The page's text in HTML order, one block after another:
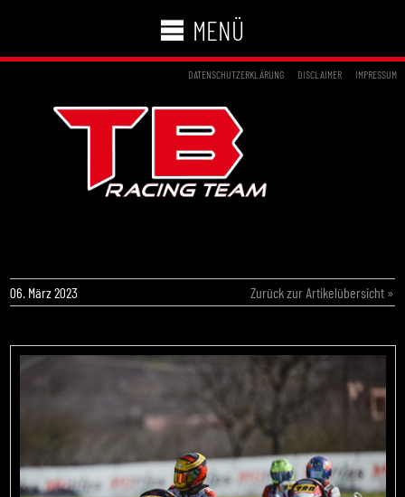
MENÜ
DATENSCHUTZERKLÄRUNG DISCLAIMER IMPRESSUM
06. März 2023 Zurück zur Artikelübersicht »